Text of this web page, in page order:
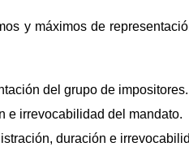
y máximos de
del grupo de impositores.
e irrevocabilidad del mandato.
duración e